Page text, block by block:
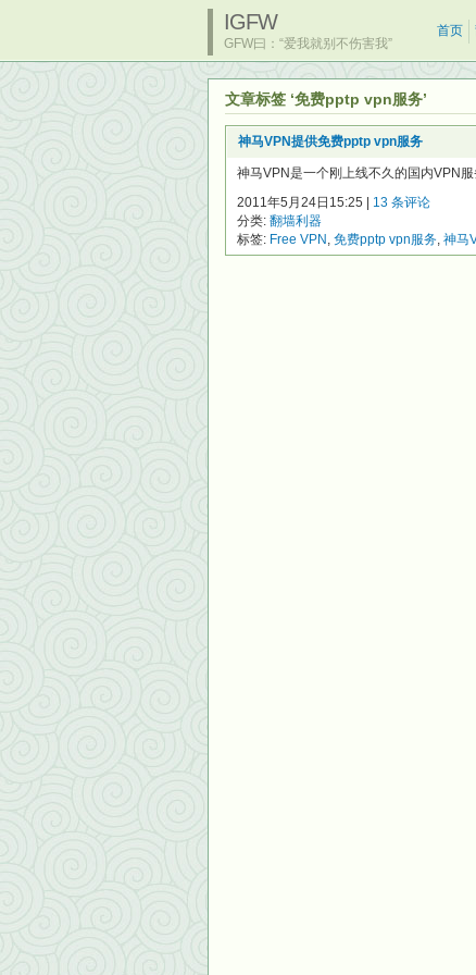
IGFW
GFW曰：“爱我就别不伤害我”
首页
文章标签 ‘免费pptp vpn服务’
神马VPN提供免费pptp vpn服务
神马VPN是一个刚上线不久的国内VPN
2011年5月24日15:25 | 13 条评论
分类: 翻墙利器
标签: Free VPN , 免费pptp vpn服务, 神马